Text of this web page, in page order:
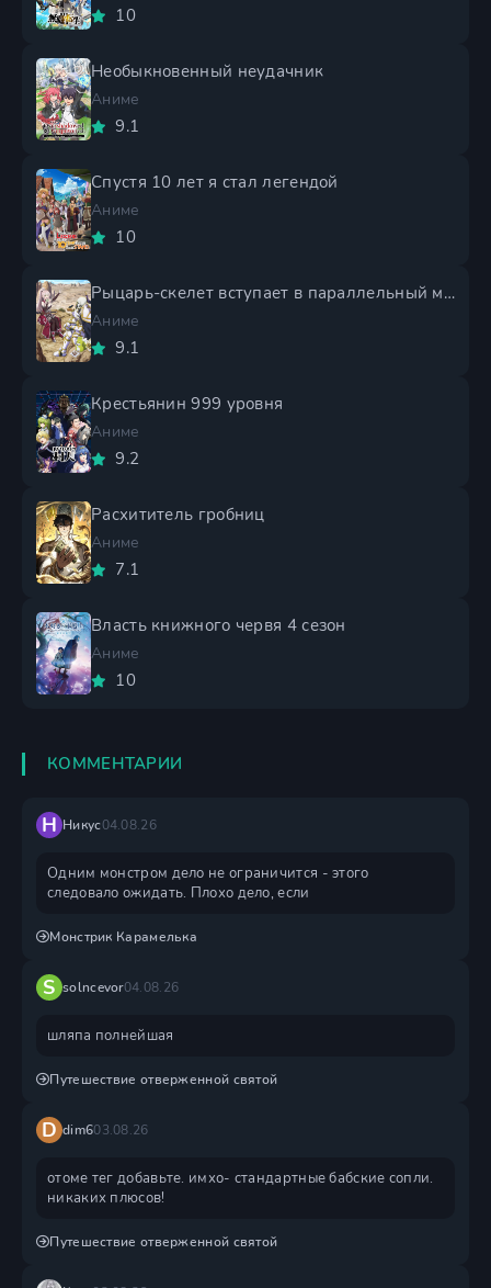
10
Необыкновенный неудачник
Аниме
9.1
Спустя 10 лет я стал легендой
Аниме
10
Рыцарь-скелет вступает в параллельный мир 2 сезон
Аниме
9.1
Крестьянин 999 уровня
Аниме
9.2
Расхититель гробниц
Аниме
7.1
Власть книжного червя 4 сезон
Аниме
10
КОММЕНТАРИИ
Н Никус04.08.26
Одним монстром дело не ограничится - этого
следовало ожидать. Плохо дело, если
Монстрик Карамелька
S solncevor04.08.26
шляпа полнейшая
Путешествие отверженной святой
D dim603.08.26
отоме тег добавьте. имхо- стандартные бабские сопли.
никаких плюсов!
Путешествие отверженной святой